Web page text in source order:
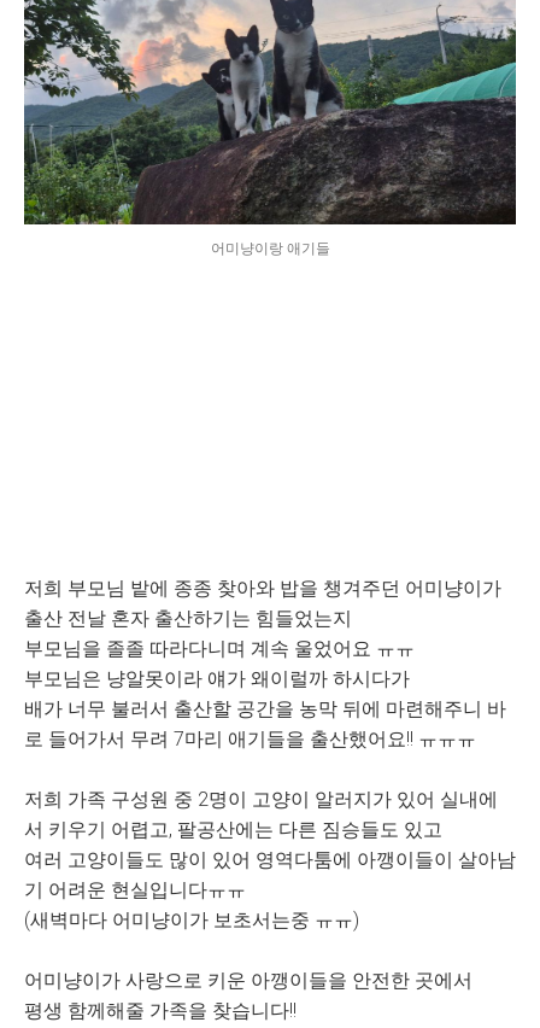
어미냥이랑 애기들
저희 부모님 밭에 종종 찾아와 밥을 챙겨주던 어미냥이가
출산 전날 혼자 출산하기는 힘들었는지
부모님을 졸졸 따라다니며 계속 울었어요 ㅠㅠ
부모님은 냥알못이라 얘가 왜이럴까 하시다가
배가 너무 불러서 출산할 공간을 농막 뒤에 마련해주니 바
로 들어가서 무려 7마리 애기들을 출산했어요!! ㅠㅠㅠ
저희 가족 구성원 중 2명이 고양이 알러지가 있어 실내에
서 키우기 어렵고, 팔공산에는 다른 짐승들도 있고
여러 고양이들도 많이 있어 영역다툼에 아깽이들이 살아남
기 어려운 현실입니다ㅠㅠ
(새벽마다 어미냥이가 보초서는중 ㅠㅠ)
어미냥이가 사랑으로 키운 아깽이들을 안전한 곳에서
평생 함께해줄 가족을 찾습니다!!